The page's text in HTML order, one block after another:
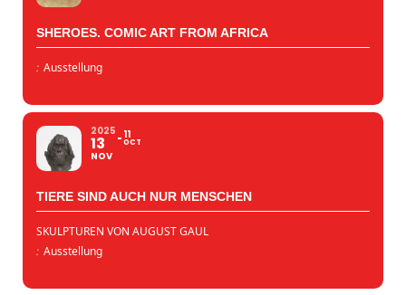
SHEROES. COMIC ART FROM AFRICA
: Ausstellung
2025
13
NOV
11
OCT
TIERE SIND AUCH NUR MENSCHEN
SKULPTUREN VON AUGUST GAUL
: Ausstellung